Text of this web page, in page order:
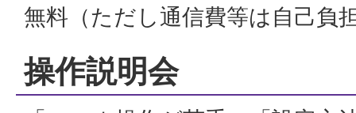
無料（ただし通信費等は自己負
操作説明会